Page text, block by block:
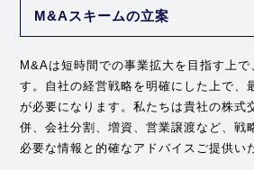
M&Aスキームの立案
M&Aは短時間での事業拡大を目指す上
す。自社の経営戦略を明確にした上で、
が必要になります。私たちは貴社の株式
併、会社分割、増資、営業譲渡など、戦
必要な情報と的確なアドバイスご提供い